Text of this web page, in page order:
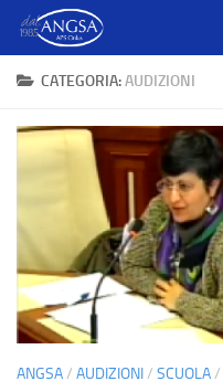
Salta al contenuto
CATEGORIA:AUDIZIONI
ANGSA/ AUDIZIONI/ SCUOLA/